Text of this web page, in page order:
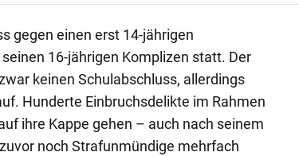
gegen einen erst 14-jährigen
16-jährigen Komplizen statt. Der
keinen Schulabschluss, allerdings
Hunderte Einbruchsdelikte im Rahmen
ihre Kappe gehen – auch nach seinem
noch Strafunmündige mehrfach